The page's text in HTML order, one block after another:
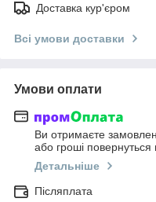
Доставка кур'єром
Всі умови доставки
Умови оплати
Ви отримаєте
або гроші повернуться
Детальніше
Післяплата